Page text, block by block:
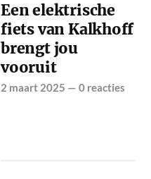
Een elektrische
fiets van Kalkhoff
brengt jou
vooruit
2 maart 2025 —0 reacties